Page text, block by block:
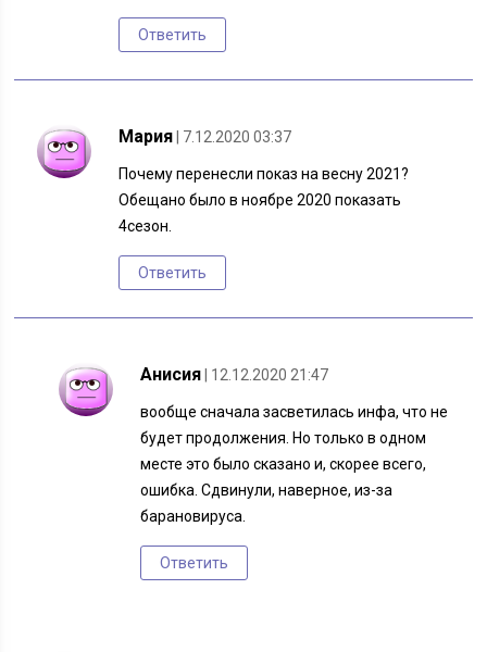
Ответить
Мария | 7.12.2020 03:37
Почему перенесли показ на весну 2021?
Обещано было в ноябре 2020 показать
4сезон.
Ответить
Анисия | 12.12.2020 21:47
вообще сначала засветилась инфа, что не
будет продолжения. Но только в одном
месте это было сказано и, скорее всего,
ошибка. Сдвинули, наверное, из-за
барановируса.
Ответить